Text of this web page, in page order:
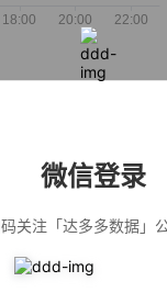
微信登录
关注「达多多数据」
仔牌顽渍净洗
污渍除菌除螨3倍